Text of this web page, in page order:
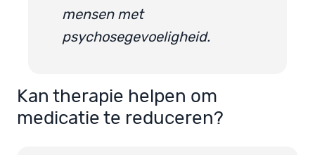
mensen met
psychosegevoeligheid.
Kan therapie helpen om
medicatie te reduceren?